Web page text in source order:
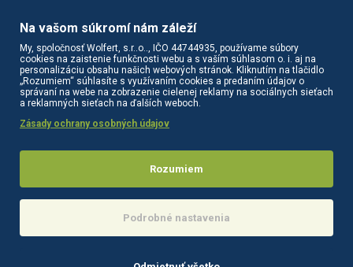
3,00€
Do košíka
POSLEDNE
NAJČASTEJŠIE
Na vašom súkromí nám záleží
My, spoločnosť Wolfert, s.r..o.., IČO 44744935, používame súbory
cookies na zaistenie funkčnosti webu a s vaším súhlasom o. i. aj na
personalizáciu obsahu našich webových stránok. Kliknutím na tlačidlo
„Rozumiem“ súhlasíte s využívaním cookies a predaním údajov o
správaní na webe na zobrazenie cielenej reklamy na sociálnych sieťach
a reklamných sieťach na ďalších weboch.
Zásady ochrany osobných údajov
Rozumiem
Podrobné nastavenia